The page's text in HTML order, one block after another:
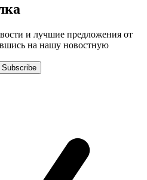
и лучшие предложения от
на нашу новостную
Subscribe